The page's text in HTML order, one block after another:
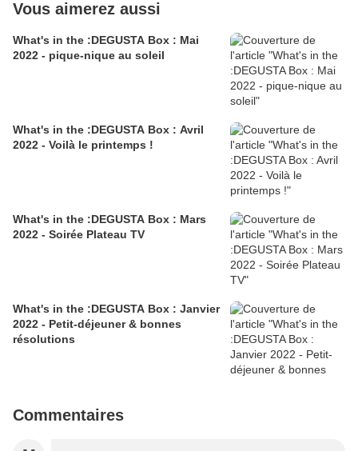
Vous aimerez aussi
What's in the :DEGUSTA Box : Mai
2022 - pique-nique au soleil
What's in the :DEGUSTA Box : Avril
2022 - Voilà le printemps !
What's in the :DEGUSTA Box : Mars
2022 - Soirée Plateau TV
What's in the :DEGUSTA Box : Janvier
2022 - Petit-déjeuner & bonnes
résolutions
Commentaires